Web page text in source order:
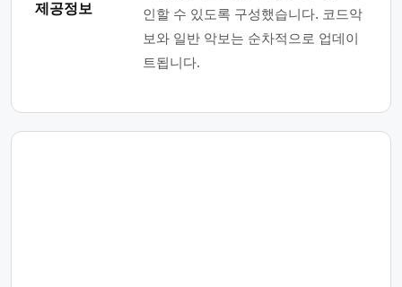
제공정보
인할 수 있도록 구성했습니다. 코드악
보와 일반 악보는 순차적으로 업데이
트됩니다.